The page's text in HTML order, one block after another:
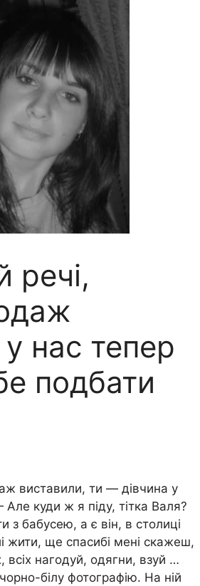
нас тепер
подбати
виставили, ти — дівчина у
куди ж я піду, тітка Валя?
з бабусею, а є він, в столиці
жити, ще спасибі мені скажеш,
нагодуй, одягни, взуй …
білу фотографію. На ній